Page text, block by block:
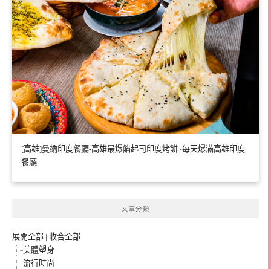
[高雄]曼納印度餐廳-高雄最爆餡起司印度烤餅~每天爆滿高雄印度
餐廳
文章分類
展開全部 | 收合全部
美體塑身
流行時尚